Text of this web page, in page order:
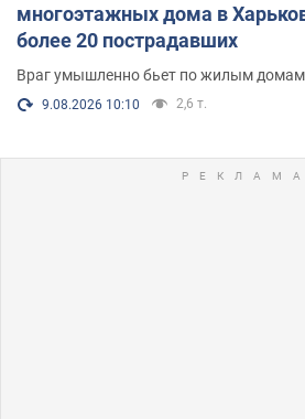
многоэтажных дома в
более 20 пострадавших
Враг умышленно бьет по жилым домам
9.08.2026 10:10 2,6 т.